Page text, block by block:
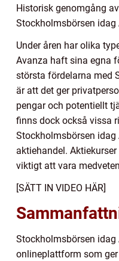
Historisk genomgång
Stockholmsbörsen idag
Under åren har olika
Avanza haft sina egna
största fördelarna med
är att det ger
pengar och potentiellt
finns dock också vissa
Stockholmsbörsen
aktiehandel.
viktigt att vara
[SÄTT IN VIDEO HÄR]
Stockholmsbörsen
onlineplattform som